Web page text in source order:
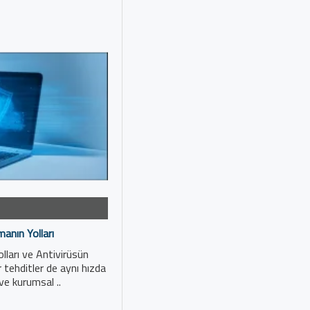
Yolları
ve Antivirüsün
de aynı hızda
kurumsal ..